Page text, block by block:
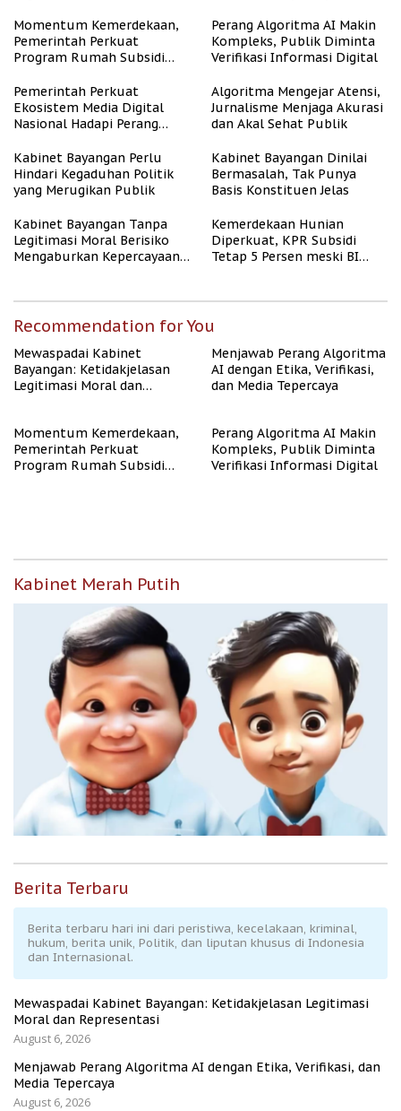
Momentum Kemerdekaan,
Pemerintah Perkuat
Program Rumah Subsidi
Berpenghasilan Rendah
Perang Algoritma AI Makin
Kompleks, Publik Diminta
Verifikasi Informasi Digital
Pemerintah Perkuat
Ekosistem Media Digital
Nasional Hadapi Perang
Algoritma Mengejar Atensi,
Jurnalisme Menjaga Akurasi
dan Akal Sehat Publik
Kabinet Bayangan Perlu
Hindari Kegaduhan Politik
yang Merugikan Publik
Kabinet Bayangan Dinilai
Bermasalah, Tak Punya
Basis Konstituen Jelas
Kabinet Bayangan Tanpa
Legitimasi Moral Berisiko
Mengaburkan Kepercayaan
Kemerdekaan Hunian
Diperkuat, KPR Subsidi
Tetap 5 Persen meski BI
Recommendation for You
Mewaspadai Kabinet
Bayangan: Ketidakjelasan
Legitimasi Moral dan
Menjawab Perang Algoritma
AI dengan Etika, Verifikasi,
dan Media Tepercaya
Momentum Kemerdekaan,
Pemerintah Perkuat
Program Rumah Subsidi
Perang Algoritma AI Makin
Kompleks, Publik Diminta
Verifikasi Informasi Digital
Kabinet Merah Putih
Berita Terbaru
Berita terbaru hari ini dari peristiwa, kecelakaan, kriminal,
hukum, berita unik, Politik, dan liputan khusus di Indonesia
dan Internasional.
Mewaspadai Kabinet Bayangan: Ketidakjelasan Legitimasi
Moral dan Representasi
August 6, 2026
Menjawab Perang Algoritma AI dengan Etika, Verifikasi, dan
Media Tepercaya
August 6, 2026